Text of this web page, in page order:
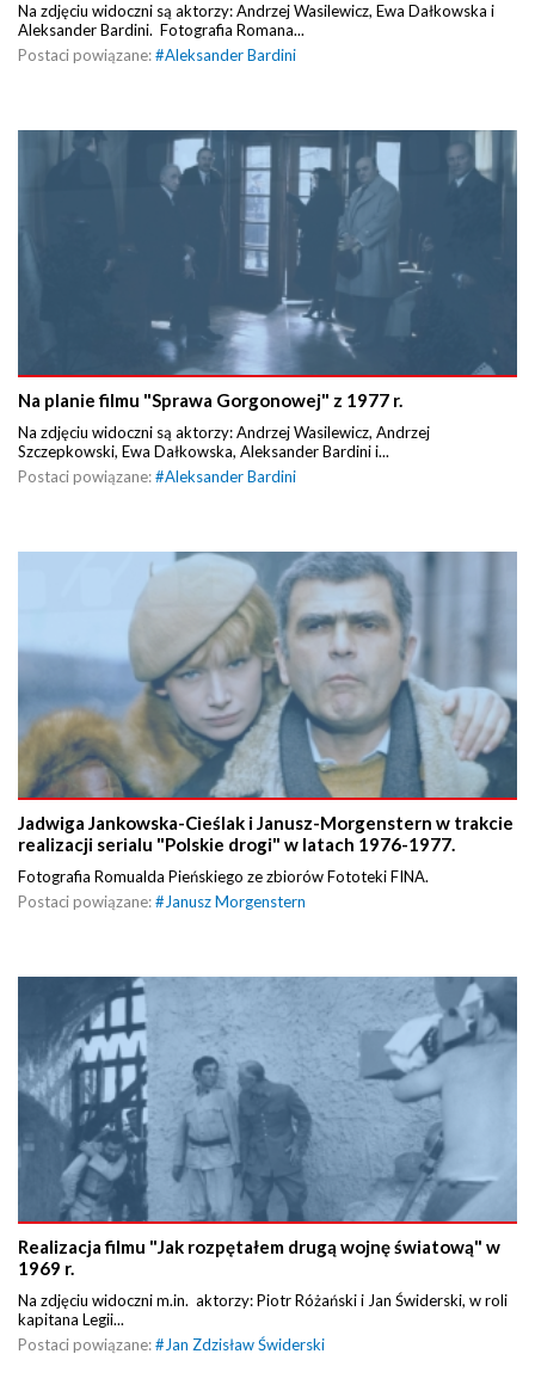
Na zdjęciu widoczni są aktorzy: Andrzej Wasilewicz, Ewa Dałkowska i
Aleksander Bardini. Fotografia Romana...
Postaci powiązane:#Aleksander Bardini
Na planie filmu "Sprawa Gorgonowej" z 1977 r.
Na zdjęciu widoczni są aktorzy: Andrzej Wasilewicz, Andrzej
Szczepkowski, Ewa Dałkowska, Aleksander Bardini i...
Postaci powiązane:#Aleksander Bardini
Jadwiga Jankowska-Cieślak i Janusz-Morgenstern w trakcie
realizacji serialu "Polskie drogi" w latach 1976-1977.
Fotografia Romualda Pieńskiego ze zbiorów Fototeki FINA.
Postaci powiązane:# Janusz Morgenstern
Realizacja filmu "Jak rozpętałem drugą wojnę światową" w
1969 r.
Na zdjęciu widoczni m.in. aktorzy: Piotr Różański i Jan Świderski, w roli
kapitana Legii...
Postaci powiązane:# Jan Zdzisław Świderski